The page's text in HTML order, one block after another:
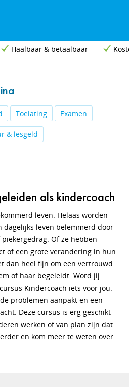
Haalbaar & betaalbaar
Toelating Examen
& lesgeld
als kindercoach
leven. Helaas worden
leven belemmerd door
Of ze hebben
of een grote verandering in hun
dan heel fijn om een vertrouwd
of haar begeleidt. Word jij
Kindercoach iets voor jou.
problemen aanpakt en een
Deze cursus is erg geschikt
werken of van plan zijn dat
en kom meer te weten over